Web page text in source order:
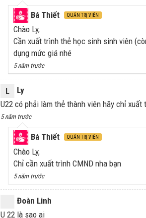
Bá Thiết QUẢN TRỊ VIÊN
Chào Ly,
Cần xuất trình thẻ học sinh sinh viên
dụng mức giá nhé
5 năm trước
L
Ly
U22 có phải làm thẻ thành viên hãy chỉ xuất
5 năm trước
Bá Thiết QUẢN TRỊ VIÊN
Chào Ly,
Chỉ cần xuất trình CMND nha bạn
5 năm trước
Đoàn Linh
U 22 là sao ai